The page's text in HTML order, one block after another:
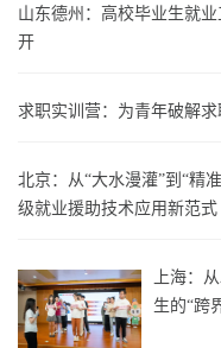
山东德州：高校毕业生就
开
求职实训营：为青年破解求
北京：从“大水漫灌”到“精
级就业援助技术应用新范式
上海：
生的“跨